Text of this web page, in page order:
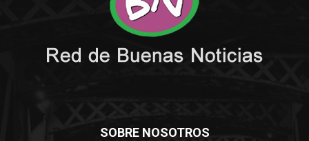
SOBRE NOSOTROS